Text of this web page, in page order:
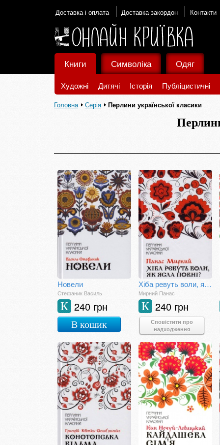
Доставка і оплата Доставка закордон Контакти
Книги
Художні Дитячі Історія Публіцистичні
Символіка Одяг
Головна Серія Перлини української класики
Новели
Стефаник Василь
240 грн
К
В кошик
Хіба ревуть воли, як ясла повні?_
Мирний Панас
240 грн
К
Сповістити про
надходження